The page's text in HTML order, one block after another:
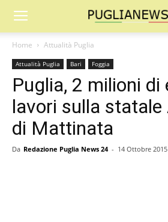
Home Attualità Puglia
Attualità Puglia Bari Foggia
Puglia, 2 milioni di
lavori sulla statale
di Mattinata
Da Redazione Puglia News 24 - 14 Ottobre 2015